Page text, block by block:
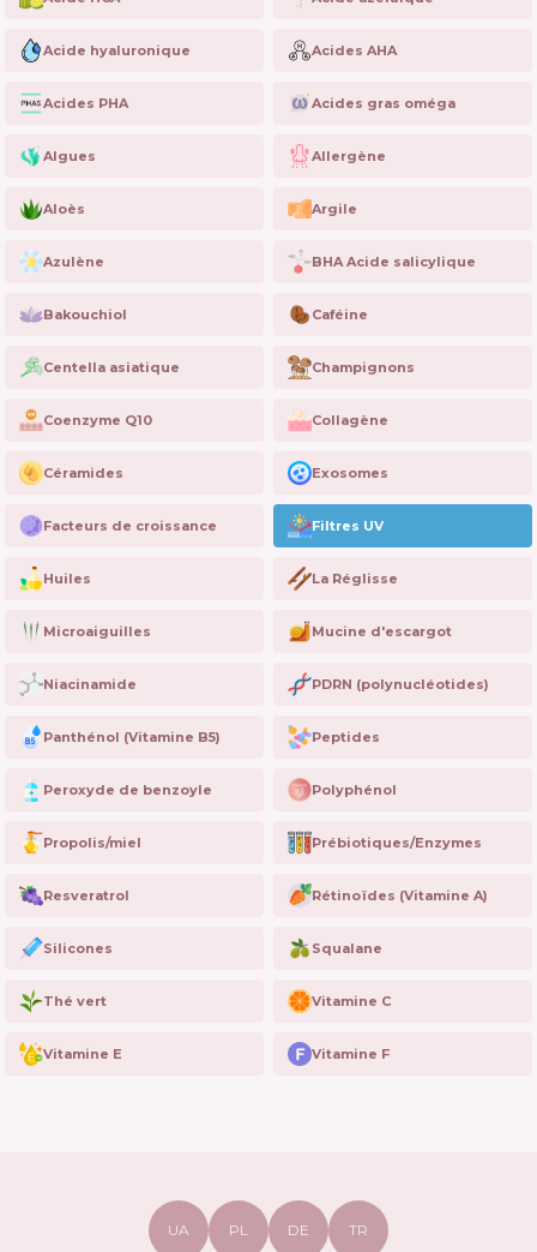
Acide hyaluronique Acides AHA
Acides PHA Acides gras oméga
Algues Allergène
Aloès Argile
Azulène BHA Acide salicylique
Bakouchiol Caféine
Centella asiatique Champignons
Coenzyme Q10 Collagène
Céramides Exosomes
Facteurs de croissance Filtres UV
Huiles La Réglisse
Microaiguilles Mucine d'escargot
Niacinamide PDRN (polynucléotides)
Panthénol (Vitamine B5) Peptides
Peroxyde de benzoyle Polyphénol
Propolis/miel Prébiotiques/Enzymes
Resveratrol Rétinoïdes (Vitamine A)
Silicones Squalane
Thé vert Vitamine C
Vitamine E Vitamine F
UA PL DE TR